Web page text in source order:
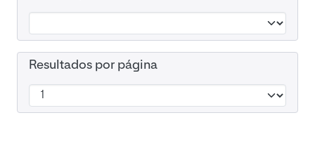
Resultados por página